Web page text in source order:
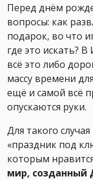
Перед днём
вопросы: как
подарок, во что
где это искать?
всё это либо
массу времени
ещё и самой всё
опускаются руки.
Для такого
«праздник под
которым
мир, созданный